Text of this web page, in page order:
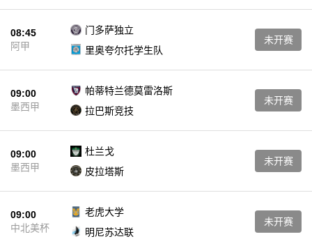
08:45
阿甲
门多萨独立
里奥夸尔托学生队
未开赛
09:00
墨西甲
帕蒂特兰德莫雷洛斯
拉巴斯竞技
未开赛
09:00
墨西甲
杜兰戈
皮拉塔斯
未开赛
09:00
中北美杯
老虎大学
明尼苏达联
未开赛